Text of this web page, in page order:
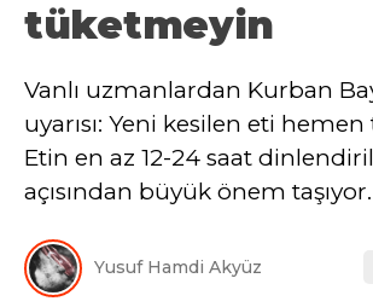
BÖLGE
SPOR
EKONOMI
MAGAZIN
POLITIKA
tüketmeyin
Vanlı uzmanlardan Kurban
uyarısı: Yeni kesilen eti
Etin en az 12-24 saat
açısından büyük önem taşıyor.
Yusuf Hamdi Akyüz